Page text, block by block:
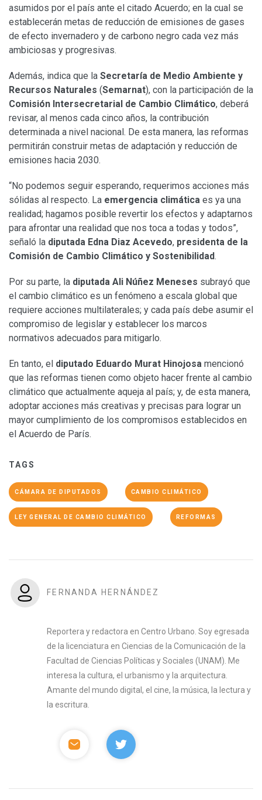
asumidos por el país ante el citado Acuerdo; en la cual se
establecerán metas de reducción de emisiones de gases
de efecto invernadero y de carbono negro cada vez más
ambiciosas y progresivas.
Además, indica que la Secretaría de Medio Ambiente y
Recursos Naturales (Semarnat), con la participación de la
Comisión Intersecretarial de Cambio Climático, deberá
revisar, al menos cada cinco años, la contribución
determinada a nivel nacional. De esta manera, las reformas
permitirán construir metas de adaptación y reducción de
emisiones hacia 2030.
“No podemos seguir esperando, requerimos acciones más
sólidas al respecto. La emergencia climática es ya una
realidad; hagamos posible revertir los efectos y adaptarnos
para afrontar una realidad que nos toca a todas y todos”,
señaló la diputada Edna Diaz Acevedo, presidenta de la
Comisión de Cambio Climático y Sostenibilidad.
Por su parte, la diputada Ali Núñez Meneses subrayó que
el cambio climático es un fenómeno a escala global que
requiere acciones multilaterales; y cada país debe asumir el
compromiso de legislar y establecer los marcos
normativos adecuados para mitigarlo.
En tanto, el diputado Eduardo Murat Hinojosa mencionó
que las reformas tienen como objeto hacer frente al cambio
climático que actualmente aqueja al país; y, de esta manera,
adoptar acciones más creativas y precisas para lograr un
mayor cumplimiento de los compromisos establecidos en
el Acuerdo de París.
TAGS
CÁMARA DE DIPUTADOS CAMBIO CLIMÁTICO
LEY GENERAL DE CAMBIO CLIMÁTICO REFORMAS
FERNANDA HERNÁNDEZ
Reportera y redactora en Centro Urbano. Soy egresada
de la licenciatura en Ciencias de la Comunicación de la
Facultad de Ciencias Políticas y Sociales (UNAM). Me
interesa la cultura, el urbanismo y la arquitectura.
Amante del mundo digital, el cine, la música, la lectura y
la escritura.